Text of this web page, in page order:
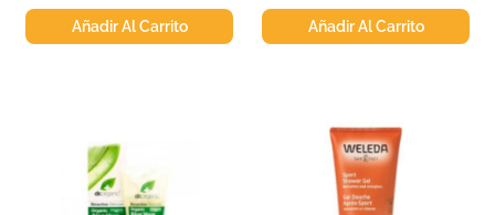
Añadir Al Carrito Añadir Al Carrito